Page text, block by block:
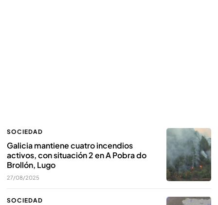
SOCIEDAD
Galicia mantiene cuatro incendios
activos, con situación 2 en A Pobra do
Brollón, Lugo
27/08/2025
SOCIEDAD